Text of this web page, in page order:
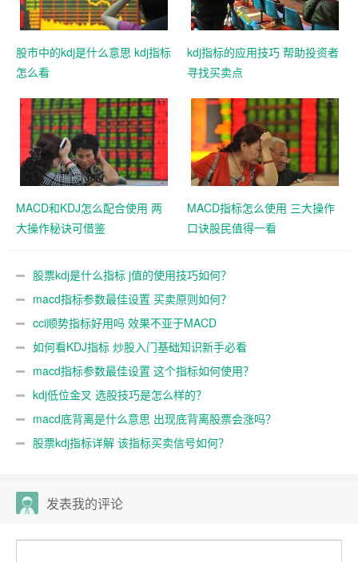
股市中的kdj是什么意思 kdj指标
怎么看
kdj指标的应用技巧 帮助投资者
寻找买卖点
MACD和KDJ怎么配合使用 两
大操作秘诀可借鉴
MACD指标怎么使用 三大操作
口诀股民值得一看
股票kdj是什么指标 j值的使用技巧如何？
macd指标参数最佳设置 买卖原则如何？
cci顺势指标好用吗 效果不亚于MACD
如何看KDJ指标 炒股入门基础知识新手必看
macd指标参数最佳设置 这个指标如何使用？
kdj低位金叉 选股技巧是怎么样的？
macd底背离是什么意思 出现底背离股票会涨吗？
股票kdj指标详解 该指标买卖信号如何？
发表我的评论